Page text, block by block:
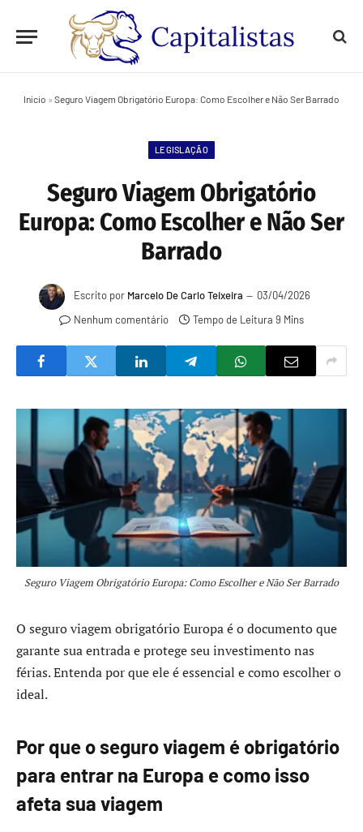
Início » Seguro Viagem Obrigatório Europa: Como Escolher e Não Ser Barrado
LEGISLAÇÃO
Seguro Viagem Obrigatório
Europa: Como Escolher e Não Ser
Barrado
Escrito por Marcelo De Carlo Teixeira
03/04/2026
Nenhum comentário
Tempo de Leitura 9 Mins
Seguro Viagem Obrigatório Europa: Como Escolher e Não Ser Barrado
O seguro viagem obrigatório Europa é o documento que
garante sua entrada e protege seu investimento nas
férias. Entenda por que ele é essencial e como escolher o
ideal.
Por que o seguro viagem é obrigatório
para entrar na Europa e como isso
afeta sua viagem